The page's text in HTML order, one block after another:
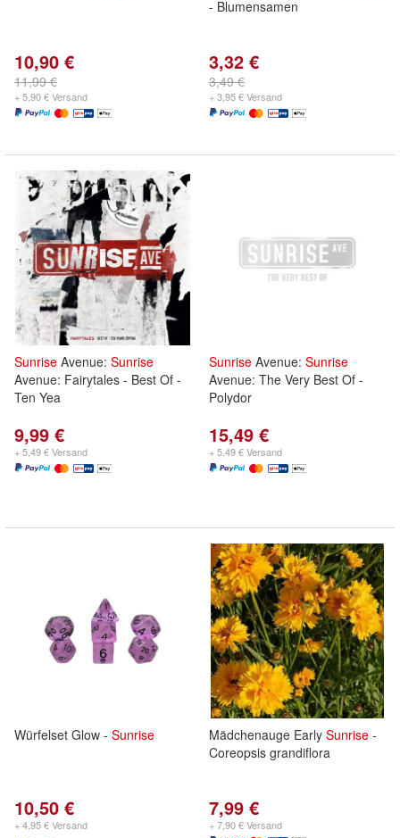
10,90 €
11,99 €
+ 5,90 € Versand
- Blumensamen
3,32 €
3,49 €
+ 3,95 € Versand
Sunrise Avenue: Sunrise
Avenue: Fairytales - Best Of -
Ten Yea
9,99 €
+ 5,49 € Versand
Sunrise Avenue: Sunrise
Avenue: The Very Best Of -
Polydor
15,49 €
+ 5,49 € Versand
Würfelset Glow - Sunrise
10,50 €
+ 4,95 € Versand
Mädchenauge Early Sunrise -
Coreopsis grandiflora
7,99 €
+ 7,90 € Versand